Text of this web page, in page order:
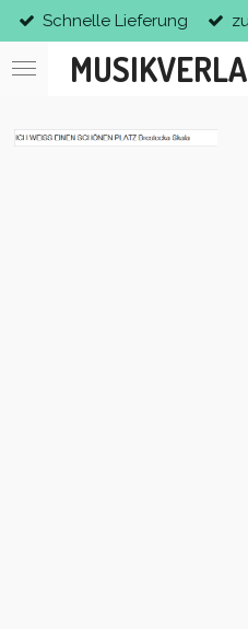
Zum
Hauptinhalt
springen
Schnelle Lieferung